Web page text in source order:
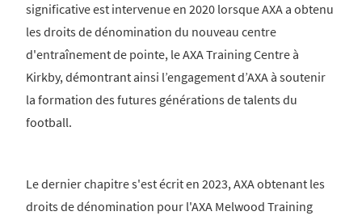
significative est intervenue en 2020 lorsque AXA a obtenu
les droits de dénomination du nouveau centre
d'entraînement de pointe, le AXA Training Centre à
Kirkby, démontrant ainsi l’engagement d’AXA à soutenir
la formation des futures générations de talents du
football.
Le dernier chapitre s'est écrit en 2023, AXA obtenant les
droits de dénomination pour l'AXA Melwood Training